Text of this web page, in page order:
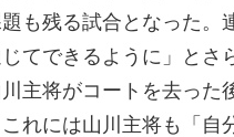
も残る試合となった
てできるように」とさ
主将がコートを去った
れには山川主将も「自